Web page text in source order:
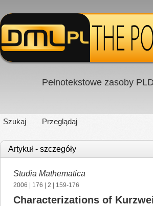
Pełnotekstowe zasoby
Szukaj Przeglądaj
Artykuł - szczegóły
Studia Mathematica
2006 176 2 | 159-176
Characterizations of